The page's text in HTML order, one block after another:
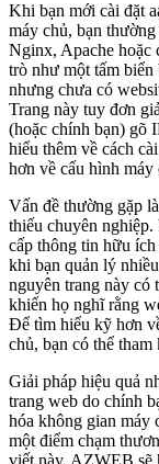
Khi bạn mới cài đặt
máy chủ, bạn
Nginx, Apache hoặc
trò như một tấm biển
nhưng chưa có
Trang này tuy đơn
(hoặc chính bạn) gõ
hiểu thêm về cách
hơn về cấu hình máy
Vấn đề thường gặp
thiếu chuyên
cấp thông tin hữu
khi bạn quản lý
nguyên trang này có
khiến họ nghĩ rằng
Để tìm hiểu kỹ hơn
chủ, bạn có thể
Giải pháp hiệu quả
trang web do chính
hóa không gian máy
một điểm chạm
viết này, AZWEB sẽ